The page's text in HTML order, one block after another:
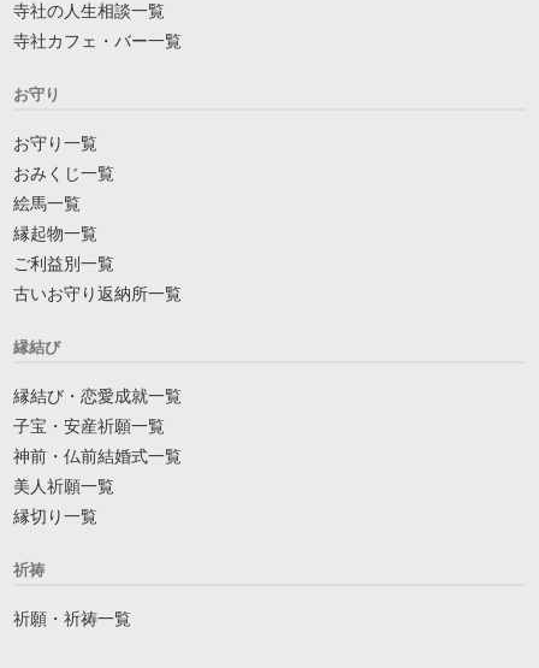
寺社の人生相談一覧
寺社カフェ・バー一覧
お守り
お守り一覧
おみくじ一覧
絵馬一覧
縁起物一覧
ご利益別一覧
古いお守り返納所一覧
縁結び
縁結び・恋愛成就一覧
子宝・安産祈願一覧
神前・仏前結婚式一覧
美人祈願一覧
縁切り一覧
祈祷
祈願・祈祷一覧